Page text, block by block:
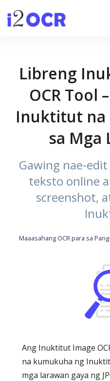
Libreng
OCR Tool
Inuktitut na
sa Mga
Gawing nae-
teksto online
screenshot,
Maaasahang OCR para sa
Ang Inuktitut Image
na kumukuha ng
mga larawan gaya ng